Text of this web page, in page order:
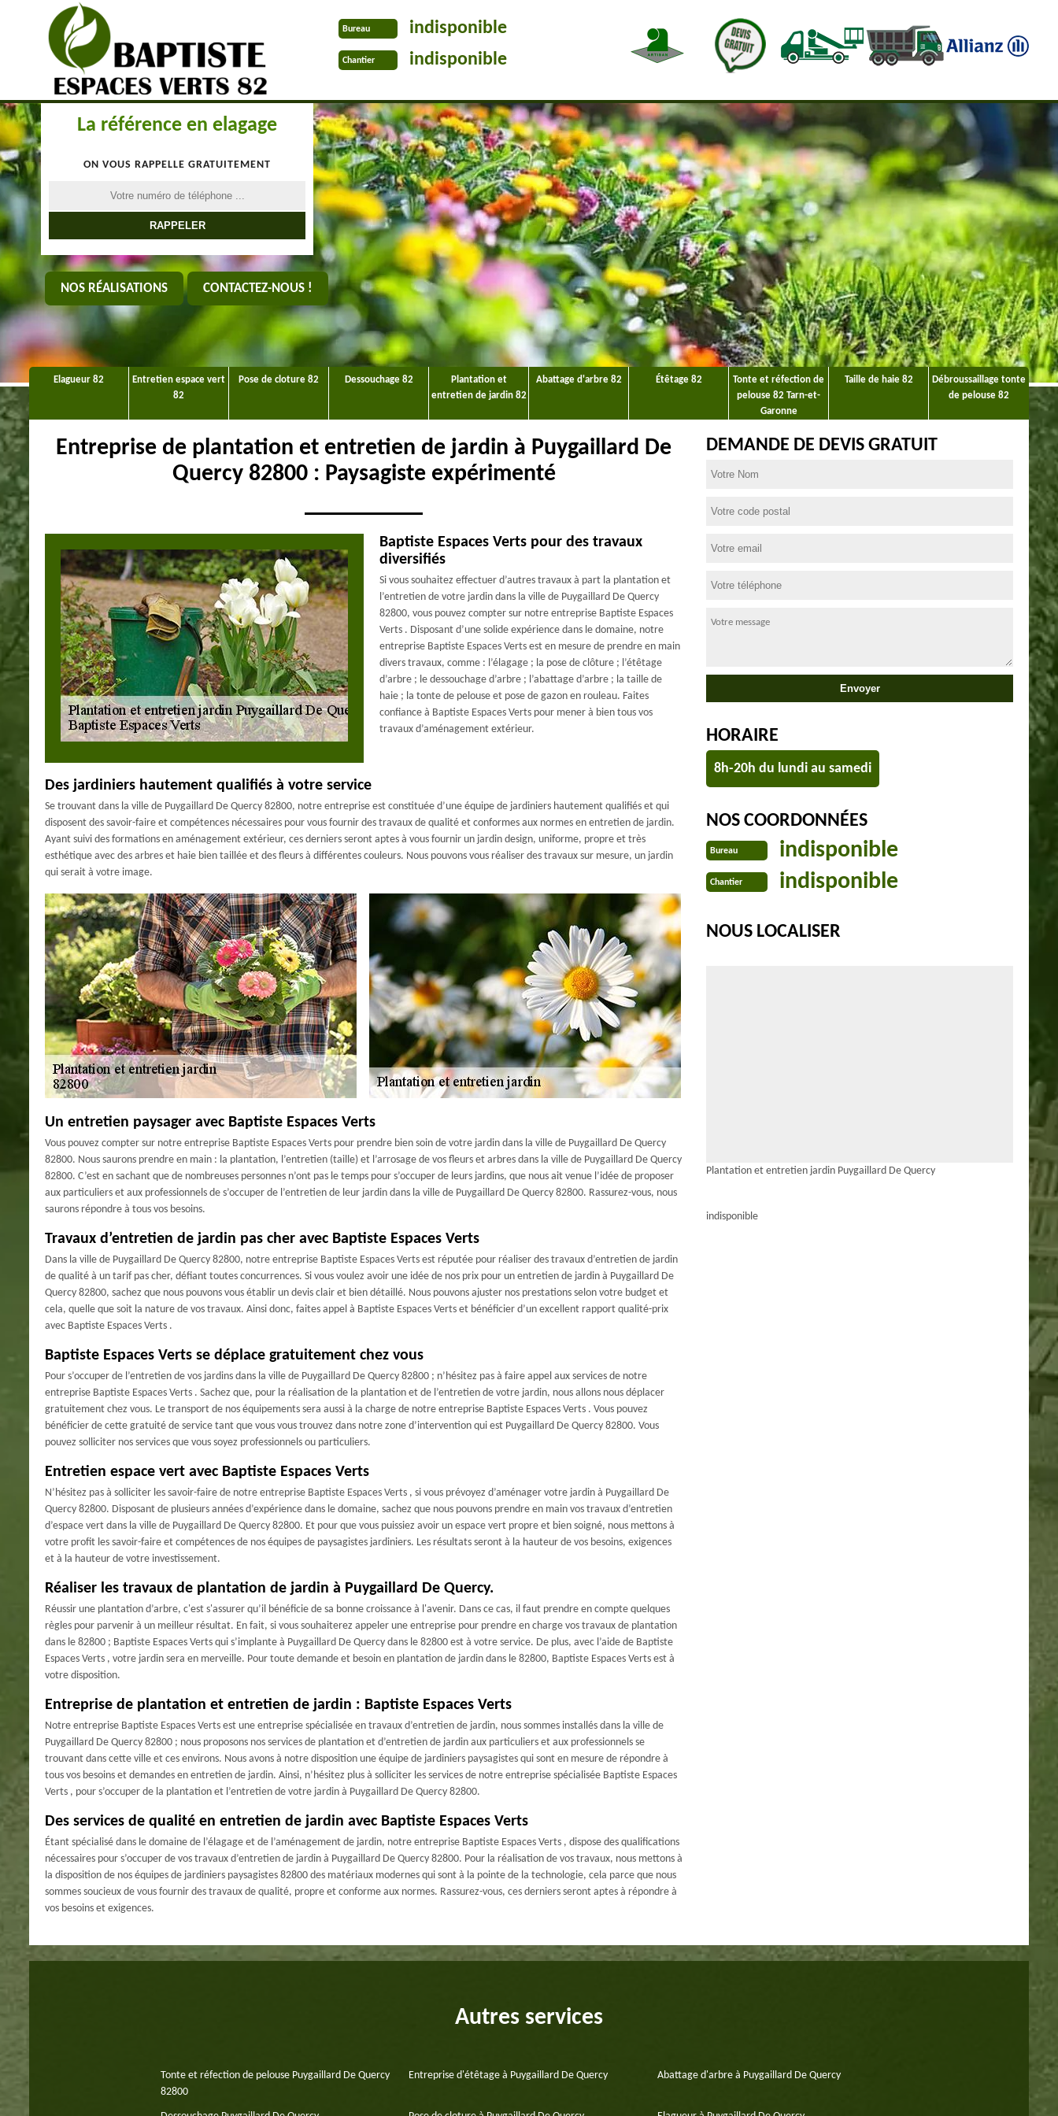
Bureau indisponible
Chantier indisponible
La référence en elagage
ON VOUS RAPPELLE GRATUITEMENT
NOS RÉALISATIONS CONTACTEZ-NOUS !
Elagueur 82
Entretien espace vert
82
Pose de cloture 82 Dessouchage 82
Plantation et
entretien de jardin 82
Abattage d'arbre 82 Étêtage 82
Tonte et réfection de
pelouse 82 Tarn-et-
Garonne
Taille de haie 82
Débroussaillage tonte
de pelouse 82
Entreprise de plantation et entretien de jardin à Puygaillard De
Quercy 82800 : Paysagiste expérimenté
Baptiste Espaces Verts pour des travaux
diversifiés
Si vous souhaitez effectuer d’autres travaux à part la plantation et
l’entretien de votre jardin dans la ville de Puygaillard De Quercy
82800, vous pouvez compter sur notre entreprise Baptiste Espaces
Verts . Disposant d’une solide expérience dans le domaine, notre
entreprise Baptiste Espaces Verts est en mesure de prendre en main
divers travaux, comme : l’élagage ; la pose de clôture ; l’étêtage
d’arbre ; le dessouchage d’arbre ; l’abattage d’arbre ; la taille de
haie ; la tonte de pelouse et pose de gazon en rouleau. Faites
confiance à Baptiste Espaces Verts pour mener à bien tous vos
travaux d’aménagement extérieur.
Des jardiniers hautement qualifiés à votre service
Se trouvant dans la ville de Puygaillard De Quercy 82800, notre entreprise est constituée d’une équipe de jardiniers hautement qualifiés et qui
disposent des savoir-faire et compétences nécessaires pour vous fournir des travaux de qualité et conformes aux normes en entretien de jardin.
Ayant suivi des formations en aménagement extérieur, ces derniers seront aptes à vous fournir un jardin design, uniforme, propre et très
esthétique avec des arbres et haie bien taillée et des fleurs à différentes couleurs. Nous pouvons vous réaliser des travaux sur mesure, un jardin
qui serait à votre image.
Un entretien paysager avec Baptiste Espaces Verts
Vous pouvez compter sur notre entreprise Baptiste Espaces Verts pour prendre bien soin de votre jardin dans la ville de Puygaillard De Quercy
82800. Nous saurons prendre en main : la plantation, l’entretien (taille) et l’arrosage de vos fleurs et arbres dans la ville de Puygaillard De Quercy
82800. C’est en sachant que de nombreuses personnes n’ont pas le temps pour s’occuper de leurs jardins, que nous ait venue l’idée de proposer
aux particuliers et aux professionnels de s’occuper de l’entretien de leur jardin dans la ville de Puygaillard De Quercy 82800. Rassurez-vous, nous
saurons répondre à tous vos besoins.
Travaux d’entretien de jardin pas cher avec Baptiste Espaces Verts
Dans la ville de Puygaillard De Quercy 82800, notre entreprise Baptiste Espaces Verts est réputée pour réaliser des travaux d’entretien de jardin
de qualité à un tarif pas cher, défiant toutes concurrences. Si vous voulez avoir une idée de nos prix pour un entretien de jardin à Puygaillard De
Quercy 82800, sachez que nous pouvons vous établir un devis clair et bien détaillé. Nous pouvons ajuster nos prestations selon votre budget et
cela, quelle que soit la nature de vos travaux. Ainsi donc, faites appel à Baptiste Espaces Verts et bénéficier d’un excellent rapport qualité-prix
avec Baptiste Espaces Verts .
Baptiste Espaces Verts se déplace gratuitement chez vous
Pour s’occuper de l’entretien de vos jardins dans la ville de Puygaillard De Quercy 82800 ; n’hésitez pas à faire appel aux services de notre
entreprise Baptiste Espaces Verts . Sachez que, pour la réalisation de la plantation et de l’entretien de votre jardin, nous allons nous déplacer
gratuitement chez vous. Le transport de nos équipements sera aussi à la charge de notre entreprise Baptiste Espaces Verts . Vous pouvez
bénéficier de cette gratuité de service tant que vous vous trouvez dans notre zone d’intervention qui est Puygaillard De Quercy 82800. Vous
pouvez solliciter nos services que vous soyez professionnels ou particuliers.
Entretien espace vert avec Baptiste Espaces Verts
N’hésitez pas à solliciter les savoir-faire de notre entreprise Baptiste Espaces Verts , si vous prévoyez d’aménager votre jardin à Puygaillard De
Quercy 82800. Disposant de plusieurs années d’expérience dans le domaine, sachez que nous pouvons prendre en main vos travaux d’entretien
d’espace vert dans la ville de Puygaillard De Quercy 82800. Et pour que vous puissiez avoir un espace vert propre et bien soigné, nous mettons à
votre profit les savoir-faire et compétences de nos équipes de paysagistes jardiniers. Les résultats seront à la hauteur de vos besoins, exigences
et à la hauteur de votre investissement.
Réaliser les travaux de plantation de jardin à Puygaillard De Quercy.
Réussir une plantation d’arbre, c'est s'assurer qu’il bénéficie de sa bonne croissance à l'avenir. Dans ce cas, il faut prendre en compte quelques
règles pour parvenir à un meilleur résultat. En fait, si vous souhaiterez appeler une entreprise pour prendre en charge vos travaux de plantation
dans le 82800 ; Baptiste Espaces Verts qui s’implante à Puygaillard De Quercy dans le 82800 est à votre service. De plus, avec l’aide de Baptiste
Espaces Verts , votre jardin sera en merveille. Pour toute demande et besoin en plantation de jardin dans le 82800, Baptiste Espaces Verts est à
votre disposition.
Entreprise de plantation et entretien de jardin : Baptiste Espaces Verts
Notre entreprise Baptiste Espaces Verts est une entreprise spécialisée en travaux d’entretien de jardin, nous sommes installés dans la ville de
Puygaillard De Quercy 82800 ; nous proposons nos services de plantation et d’entretien de jardin aux particuliers et aux professionnels se
trouvant dans cette ville et ces environs. Nous avons à notre disposition une équipe de jardiniers paysagistes qui sont en mesure de répondre à
tous vos besoins et demandes en entretien de jardin. Ainsi, n’hésitez plus à solliciter les services de notre entreprise spécialisée Baptiste Espaces
Verts , pour s’occuper de la plantation et l’entretien de votre jardin à Puygaillard De Quercy 82800.
Des services de qualité en entretien de jardin avec Baptiste Espaces Verts
Étant spécialisé dans le domaine de l’élagage et de l’aménagement de jardin, notre entreprise Baptiste Espaces Verts , dispose des qualifications
nécessaires pour s’occuper de vos travaux d’entretien de jardin à Puygaillard De Quercy 82800. Pour la réalisation de vos travaux, nous mettons à
la disposition de nos équipes de jardiniers paysagistes 82800 des matériaux modernes qui sont à la pointe de la technologie, cela parce que nous
sommes soucieux de vous fournir des travaux de qualité, propre et conforme aux normes. Rassurez-vous, ces derniers seront aptes à répondre à
vos besoins et exigences.
DEMANDE DE DEVIS GRATUIT
HORAIRE
8h-20h du lundi au samedi
NOS COORDONNÉES
Bureau indisponible
Chantier indisponible
NOUS LOCALISER
Plantation et entretien jardin Puygaillard De Quercy
indisponible
Autres services
Tonte et réfection de pelouse Puygaillard De Quercy
82800
Entreprise d'étêtage à Puygaillard De Quercy Abattage d'arbre à Puygaillard De Quercy